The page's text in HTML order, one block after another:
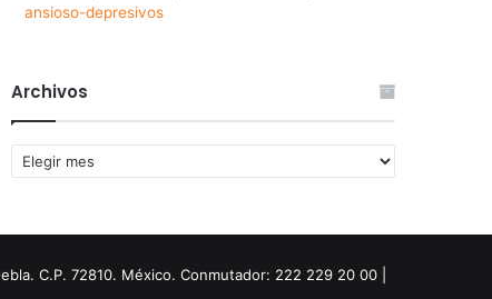
ansioso-depresivos
Archivos
Archivos
C.P. 72810. México. Conmutador: 222 229 20 00 |